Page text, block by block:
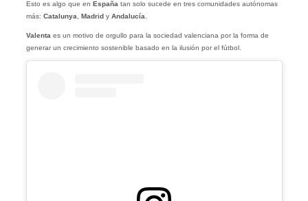
Esto es algo que en España tan solo sucede en tres comunidades autónomas
más: Catalunya Madridy Andalucía
Valenta es un motivo de orgullo para la sociedad valenciana por la forma de
generar un crecimiento sostenible basado en la ilusión por el fútbol.